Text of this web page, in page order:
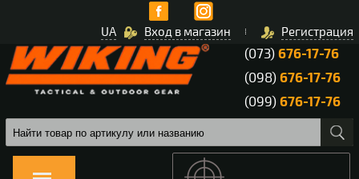
Вход в магазин Регистрация
UA
(073)676-17-76
(098)676-17-76
(099)676-17-76